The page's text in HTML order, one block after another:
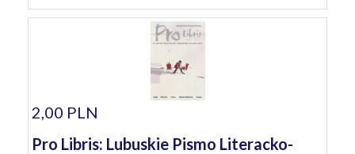
2,00 PLN
Pro Libris: Lubuskie Pismo Literacko-